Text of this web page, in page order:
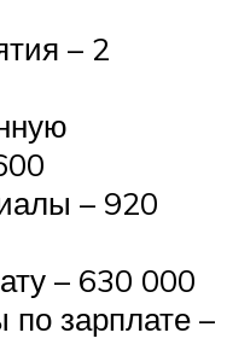
– 2
– 920
– 630 000
по зарплате –